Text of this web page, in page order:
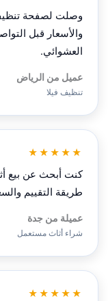
وصلت لصفحة
والأسعار قبل
العشوائي.
عميل من الرياض
تنظيف فيلا
★★★★★
كنت أبحث عن بيع
طريقة التقييم
عميلة من جدة
شراء أثاث مستعمل
★★★★★